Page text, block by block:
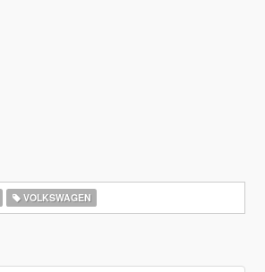
VOLKSWAGEN